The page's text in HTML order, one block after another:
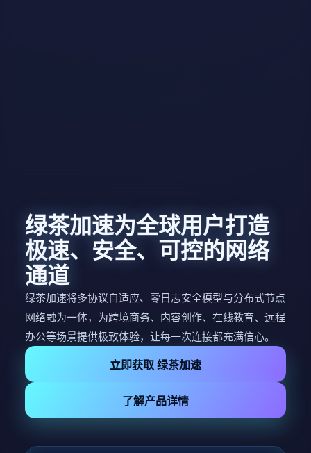
绿茶加速为全球用户打造
极速、安全、可控的网络
通道
绿茶加速将多协议自适应、零日志安全模型与分布式节点
网络融为一体，为跨境商务、内容创作、在线教育、远程
办公等场景提供极致体验，让每一次连接都充满信心。
立即获取 绿茶加速
了解产品详情